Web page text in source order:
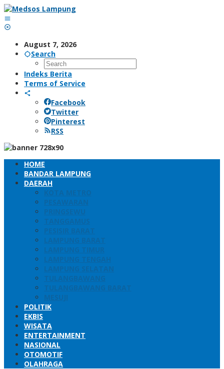
Skip
to
content
August 7, 2026
Search
Indeks Berita
Terms of Service
Facebook
Twitter
Pinterest
RSS
HOME
BANDAR LAMPUNG
DAERAH
KOTA METRO
PESAWARAN
PRINGSEWU
TANGGAMUS
PESISIR BARAT
LAMPUNG BARAT
LAMPUNG TIMUR
LAMPUNG TENGAH
LAMPUNG SELATAN
TULANGBAWANG
TULANGBAWANG BARAT
MESUJI
POLITIK
EKBIS
WISATA
ENTERTAINMENT
NASIONAL
OTOMOTIF
OLAHRAGA